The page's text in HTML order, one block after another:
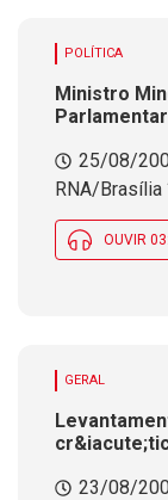
POLÍTICA
Ministro
ambientais
25/08/
RNA/Brasília
OUVIR
GERAL
23/08/